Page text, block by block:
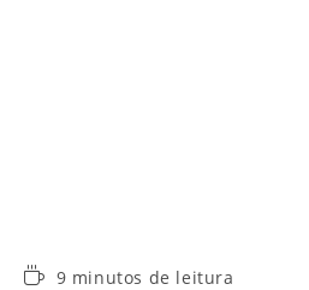
Tempo9 minutos de leitura